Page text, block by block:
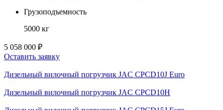
Грузоподъемность
5000 кг
5 058 000 ₽
Оставить заявку
Дизельный вилочный погрузчик JAC CPCD10J Euro
Дизельный вилочный погрузчик JAC CPCD10H